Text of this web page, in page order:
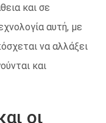
και σε
αυτή, με
να αλλάξει
και
οι